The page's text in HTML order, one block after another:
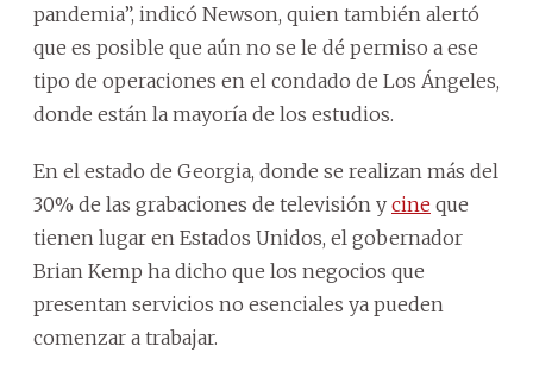
pandemia”, indicó Newson, quien también alertó
que es posible que aún no se le dé permiso a ese
tipo de operaciones en el condado de Los Ángeles,
donde están la mayoría de los estudios.
En el estado de Georgia, donde se realizan más del
30% de las grabaciones de televisión y cine que
tienen lugar en Estados Unidos, el gobernador
Brian Kemp ha dicho que los negocios que
presentan servicios no esenciales ya pueden
comenzar a trabajar.